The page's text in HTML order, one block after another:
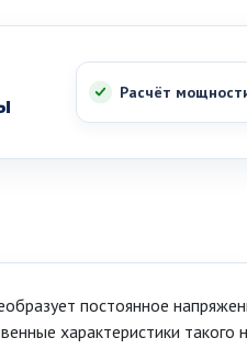
Расчёт
постоянное
характеристики такого